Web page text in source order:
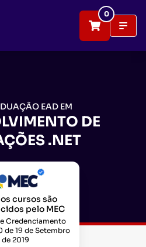
0
EAD EM
DE
.NET
cursos são
pelo MEC
Credenciamento
de 19 de Setembro
de 2019